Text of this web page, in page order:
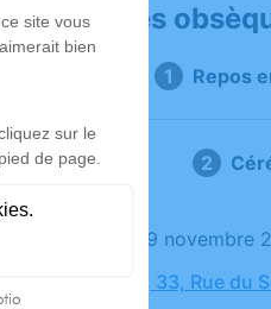
Déroulé des
Repos
Le jeudi 09 novembre
Cimetière, 33, Rue du